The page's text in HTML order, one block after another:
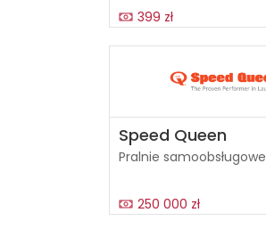
399 zł
Speed Queen
Pralnie samoobsługowe
250 000 zł